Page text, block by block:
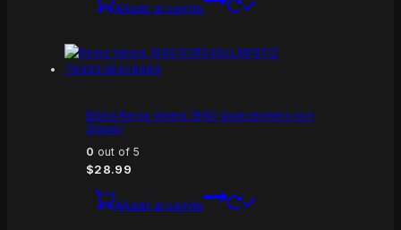
Añadir al carrito
Biblia Reina Valera 1960 Quinceañera con
Zipper
0 out of 5
$28.99
Añadir al carrito